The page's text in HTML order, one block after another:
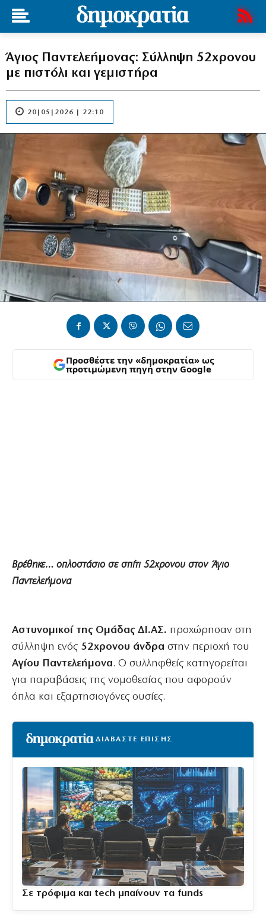
Άγιος Παντελεήμονας: Σύλληψη 52χρονου
με πιστόλι και γεμιστήρα
20|05|2026 | 22:10
Προσθέστε την «δημοκρατία» ως
προτιμώμενη πηγή στην Google
Βρέθηκε… οπλοστάσιο σε σπίτι 52χρονου στον Άγιο
Παντελεήμονα
Αστυνομικοί της Ομάδας ΔΙ.ΑΣ. προχώρησαν στη
σύλληψη ενός52χρονου άνδρα στην περιοχή του
Αγίου Παντελεήμονα. Ο συλληφθείς κατηγορείται
για παραβάσεις της νομοθεσίας που αφορούν
όπλα και εξαρτησιογόνες ουσίες.
ΔΙΑΒΑΣΤΕ ΕΠΙΣΗΣ
Σε τρόφιμα και tech μπαίνουν τα funds